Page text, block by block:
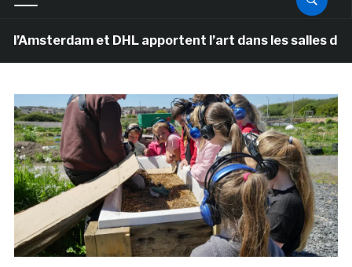
et DHL apportent l’art dans les salles de